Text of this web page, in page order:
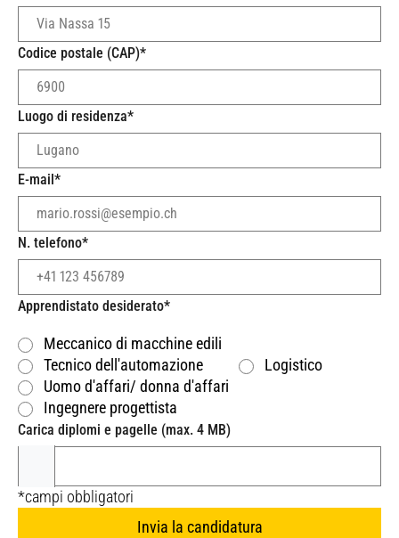
Codice postale (CAP)*
Luogo di residenza*
E-mail *
N. telefono*
Apprendistato desiderato*
Meccanico di macchine edili
Tecnico dell'automazione
Logistico
Uomo d'affari/ donna d'affari
Ingegnere progettista
Carica diplomi e pagelle (max. 4 MB)
*campi obbligatori
Invia la candidatura